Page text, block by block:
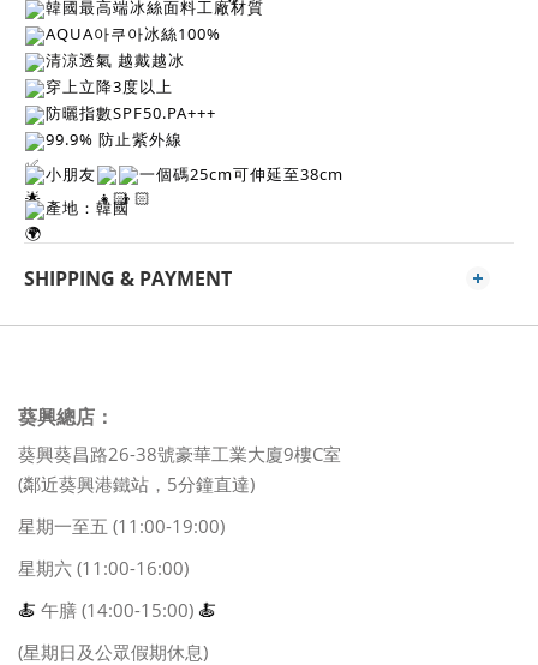
韓國最高端冰絲面料工廠材質
AQUA아쿠아冰絲100%
清涼透氣 越戴越冰
穿上立降3度以上
防曬指數SPF50.PA+++
99.9% 防止紫外線
小朋友
一個碼25cm可伸延至38cm
產地：韓國
SHIPPING & PAYMENT
葵興總店：
葵興葵昌路26-38號豪華工業大廈9樓C室
(鄰近葵興港鐵站，5分鐘直達)
星期一至五 (11:00-19:00)
星期六 (11:00-16:00)
🍝 午膳 (14:00-15:00) 🍝
(星期日及公眾假期休息)